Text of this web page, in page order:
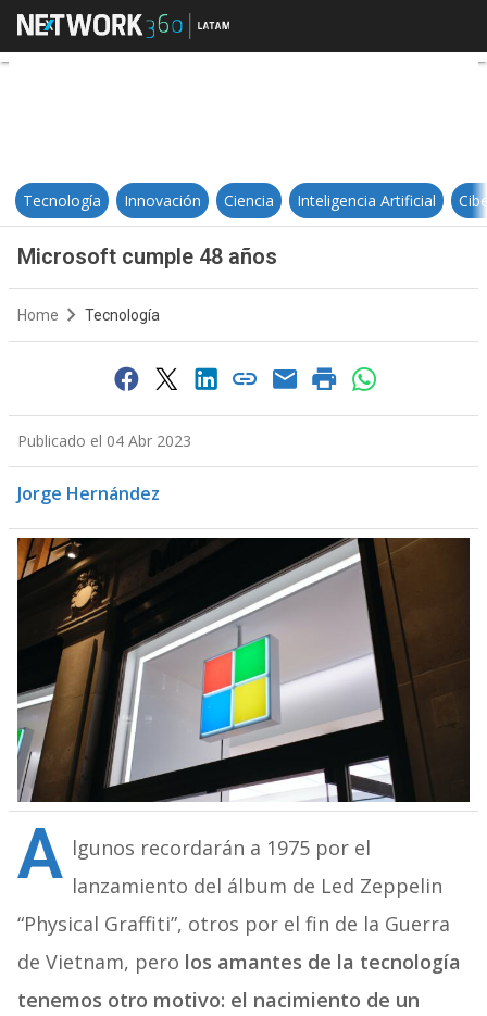
Microsoft cumple 48 años
Tecnología Innovación Ciencia Inteligencia Artificial
Microsoft cumple 48 años
Home Tecnología
Publicado el 04 Abr 2023
Jorge Hernández
A lgunos recordarán a 1975 por el
lanzamiento del álbum de Led Zeppelin
“Physical Graffiti”, otros por el fin de la Guerra
de Vietnam, pero los amantes de la tecnología
tenemos otro motivo: el nacimiento de un